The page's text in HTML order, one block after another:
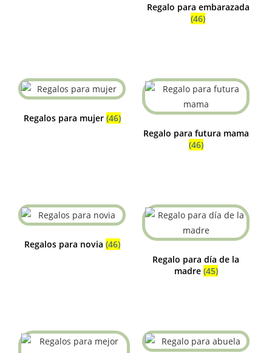
Regalo para embarazada
(46)
Regalos para mujer (46)
Regalo para futura mama
(46)
Regalos para novia (46)
Regalo para día de la
madre (45)